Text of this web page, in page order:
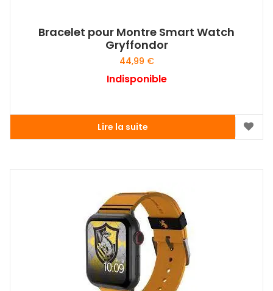
Bracelet pour Montre Smart Watch
Gryffondor
44,99 €
Indisponible
Lire la suite